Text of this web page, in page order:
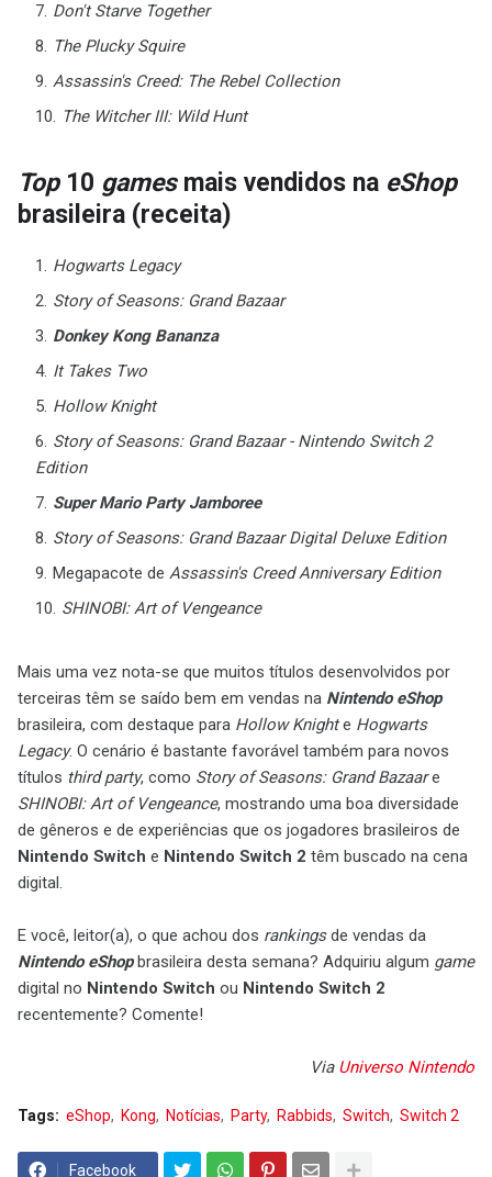
Don't Starve Together
The Plucky Squire
Assassin's Creed: The Rebel Collection
The Witcher III: Wild Hunt
Top10 gamesmais vendidos na eShop
brasileira (receita)
Hogwarts Legacy
Story of Seasons: Grand Bazaar
Donkey Kong Bananza
It Takes Two
Hollow Knight
Story of Seasons: Grand Bazaar - Nintendo Switch 2
Edition
Super Mario Party Jamboree
Story of Seasons: Grand Bazaar Digital Deluxe Edition
Megapacote de Assassin's Creed Anniversary Edition
SHINOBI: Art of Vengeance
Mais uma vez nota-se que muitos títulos desenvolvidos por
terceiras têm se saído bem em vendas na Nintendo eShop
brasileira, com destaque para Hollow Knighte Hogwarts
Legacy. O cenário é bastante favorável também para novos
títulos third party, como Story of Seasons: Grand Bazaare
SHINOBI: Art of Vengeance, mostrando uma boa diversidade
de gêneros e de experiências que os jogadores brasileiros de
Nintendo Switch e Nintendo Switch 2 têm buscado na cena
digital.
E você, leitor(a), o que achou dos rankingsde vendas da
Nintendo eShopbrasileira desta semana? Adquiriu algum game
digital no Nintendo Switch ou Nintendo Switch 2
recentemente? Comente!
Via Universo Nintendo
Tags: eShop Kong Notícias Party Rabbids Switch Switch 2
Facebook